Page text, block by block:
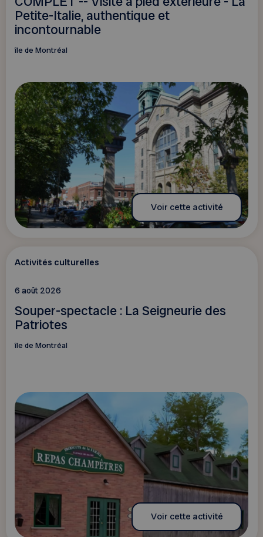
Petite-Italie, authentique et
incontournable
île de Montréal
Voir cette activité
Activités culturelles
6 août 2026
Souper-spectacle : La Seigneurie des
Patriotes
île de Montréal
Voir cette activité